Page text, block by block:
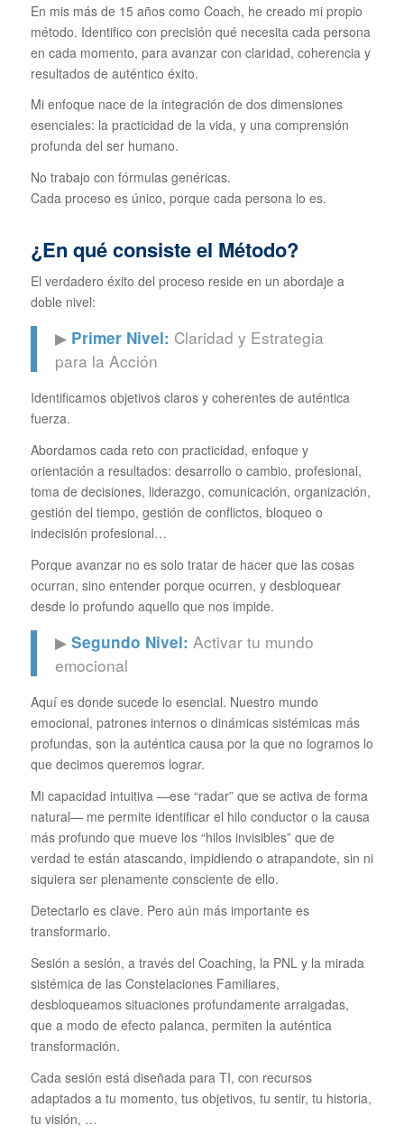
En mis más de 15 años como Coach, he creado mi propio
método. Identifico con precisión qué necesita cada persona
en cada momento, para avanzar con claridad, coherencia y
resultados de auténtico éxito.
Mi enfoque nace de la integración de dos dimensiones
esenciales: la practicidad de la vida, y una comprensión
profunda del ser humano.
No trabajo con fórmulas genéricas.
Cada proceso es único, porque cada persona lo es.
¿En qué consiste el Método?
El verdadero éxito del proceso reside en un abordaje a
doble nivel:
▶ Primer Nivel: Claridad y Estrategia
para la Acción
Identificamos objetivos claros y coherentes de auténtica
fuerza.
Abordamos cada reto con practicidad, enfoque y
orientación a resultados: desarrollo o cambio, profesional,
toma de decisiones, liderazgo, comunicación, organización,
gestión del tiempo, gestión de conflictos, bloqueo o
indecisión profesional…
Porque avanzar no es solo tratar de hacer que las cosas
ocurran, sino entender porque ocurren, y desbloquear
desde lo profundo aquello que nos impide.
▶ Segundo Nivel: Activar tu mundo
emocional
Aquí es donde sucede lo esencial. Nuestro mundo
emocional, patrones internos o dinámicas sistémicas más
profundas, son la auténtica causa por la que no logramos lo
que decimos queremos lograr.
Mi capacidad intuitiva —ese “radar” que se activa de forma
natural— me permite identificar el hilo conductor o la causa
más profundo que mueve los “hilos invisibles” que de
verdad te están atascando, impidiendo o atrapandote, sin ni
siquiera ser plenamente consciente de ello.
Detectarlo es clave. Pero aún más importante es
transformarlo.
Sesión a sesión, a través del Coaching, la PNL y la mirada
sistémica de las Constelaciones Familiares,
desbloqueamos situaciones profundamente arraigadas,
que a modo de efecto palanca, permiten la auténtica
transformación.
Cada sesión está diseñada para TI, con recursos
adaptados a tu momento, tus objetivos, tu sentir, tu historia,
tu visión, …